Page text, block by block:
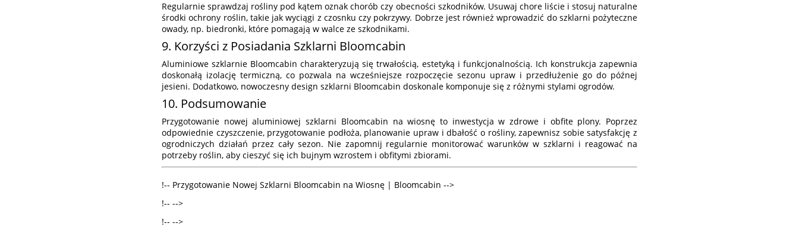
Regularnie sprawdzaj rośliny pod kątem oznak chorób czy obecności szkodników. Usuwaj chore liście i stosuj naturalne
środki ochrony roślin, takie jak wyciągi z czosnku czy pokrzywy. Dobrze jest również wprowadzić do szklarni pożyteczne
owady, np. biedronki, które pomagają w walce ze szkodnikami.
9. Korzyści z Posiadania Szklarni Bloomcabin
Aluminiowe szklarnie Bloomcabin charakteryzują się trwałością, estetyką i funkcjonalnością. Ich konstrukcja zapewnia
doskonałą izolację termiczną, co pozwala na wcześniejsze rozpoczęcie sezonu upraw i przedłużenie go do późnej
jesieni. Dodatkowo, nowoczesny design szklarni Bloomcabin doskonale komponuje się z różnymi stylami ogrodów.
10. Podsumowanie
Przygotowanie nowej aluminiowej szklarni Bloomcabin na wiosnę to inwestycja w zdrowe i obfite plony. Poprzez
odpowiednie czyszczenie, przygotowanie podłoża, planowanie upraw i dbałość o rośliny, zapewnisz sobie satysfakcję z
ogrodniczych działań przez cały sezon. Nie zapomnij regularnie monitorować warunków w szklarni i reagować na
potrzeby roślin, aby cieszyć się ich bujnym wzrostem i obfitymi zbiorami.
!-- Przygotowanie Nowej Szklarni Bloomcabin na Wiosnę | Bloomcabin -->
!-- -->
!-- -->